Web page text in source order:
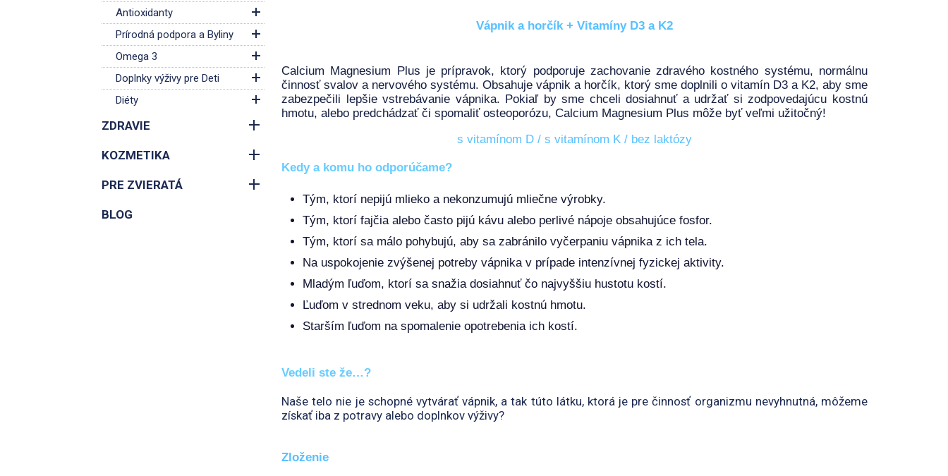
Antioxidanty
Prírodná podpora a Byliny
Omega 3
Doplnky výživy pre Deti
Diéty
ZDRAVIE
KOZMETIKA
PRE ZVIERATÁ
BLOG
Vápnik a horčík + Vitamíny D3 a K2
Calcium Magnesium Plus je prípravok, ktorý podporuje zachovanie zdravého kostného systému, normálnu
činnosť svalov a nervového systému. Obsahuje vápnik a horčík, ktorý sme doplnili o vitamín D3 a K2, aby sme
zabezpečili lepšie vstrebávanie vápnika. Pokiaľ by sme chceli dosiahnuť a udržať si zodpovedajúcu kostnú
hmotu, alebo predchádzať či spomaliť osteoporózu, Calcium Magnesium Plus môže byť veľmi užitočný!
s vitamínom D / s vitamínom K / bez laktózy
Kedy a komu ho odporúčame?
Tým, ktorí nepijú mlieko a nekonzumujú mliečne výrobky.
Tým, ktorí fajčia alebo často pijú kávu alebo perlivé nápoje obsahujúce fosfor.
Tým, ktorí sa málo pohybujú, aby sa zabránilo vyčerpaniu vápnika z ich tela.
Na uspokojenie zvýšenej potreby vápnika v prípade intenzívnej fyzickej aktivity.
Mladým ľuďom, ktorí sa snažia dosiahnuť čo najvyššiu hustotu kostí.
Ľuďom v strednom veku, aby si udržali kostnú hmotu.
Starším ľuďom na spomalenie opotrebenia ich kostí.
Vedeli ste že…?
Naše telo nie je schopné vytvárať vápnik, a tak túto látku, ktorá je pre činnosť organizmu nevyhnutná, môžeme
získať iba z potravy alebo doplnkov výživy?
Zloženie